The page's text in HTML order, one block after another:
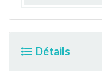
Détails